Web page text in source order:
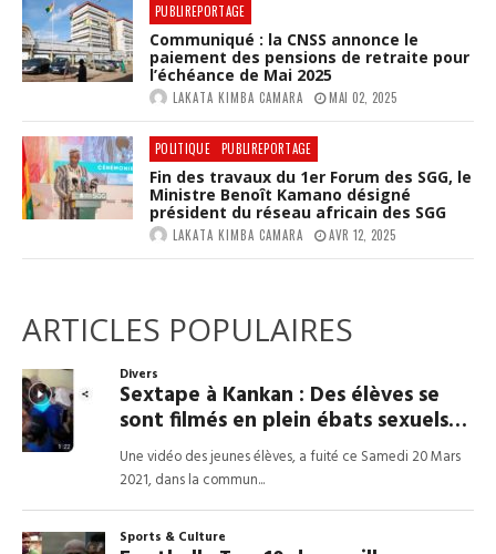
PUBLIREPORTAGE
Communiqué : la CNSS annonce le
paiement des pensions de retraite pour
l’échéance de Mai 2025
LAKATA KIMBA CAMARA MAI 02, 2025
POLITIQUE PUBLIREPORTAGE
Fin des travaux du 1er Forum des SGG, le
Ministre Benoît Kamano désigné
président du réseau africain des SGG
LAKATA KIMBA CAMARA AVR 12, 2025
ARTICLES POPULAIRES